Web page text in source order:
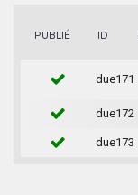
PUBLIÉ ID
due171
due172
due173